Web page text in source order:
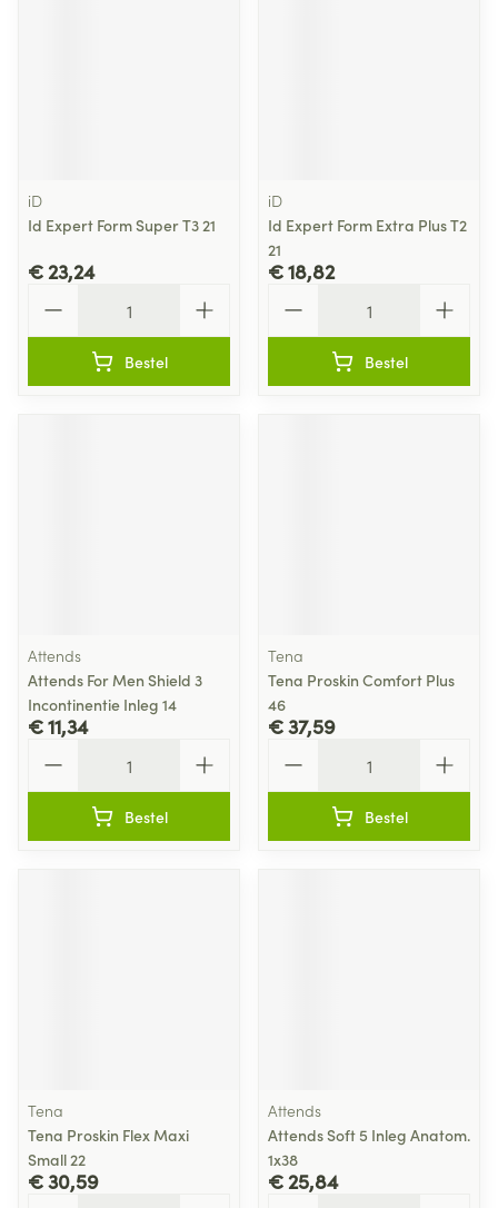
iD
Id Expert Form Super T3 21
€ 23,24
Bestel
iD
Id Expert Form Extra Plus T2
21
€ 18,82
Bestel
Attends
Attends For Men Shield 3
Incontinentie Inleg 14
€ 11,34
Bestel
Tena
Tena Proskin Comfort Plus
46
€ 37,59
Bestel
Tena
Tena Proskin Flex Maxi
Small 22
€ 30,59
Attends
Attends Soft 5 Inleg Anatom.
1x38
€ 25,84